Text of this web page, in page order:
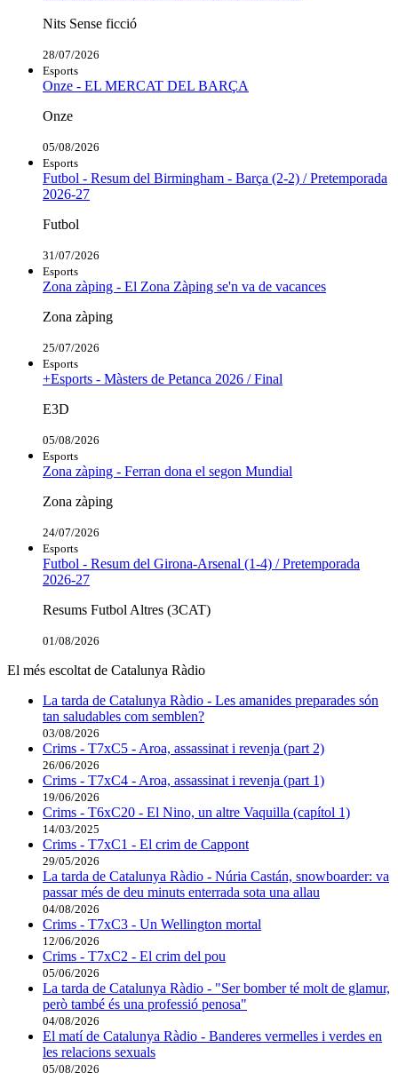
Nits Sense ficció
28/07/2026
Esports
Onze - EL MERCAT DEL BARÇA
Onze
05/08/2026
Esports
Futbol - Resum del Birmingham - Barça (2-2) / Pretemporada
2026-27
Futbol
31/07/2026
Esports
Zona zàping - El Zona Zàping se'n va de vacances
Zona zàping
25/07/2026
Esports
+Esports - Màsters de Petanca 2026 / Final
E3D
05/08/2026
Esports
Zona zàping - Ferran dona el segon Mundial
Zona zàping
24/07/2026
Esports
Futbol - Resum del Girona-Arsenal (1-4) / Pretemporada
2026-27
Resums Futbol Altres (3CAT)
01/08/2026
El més escoltat de Catalunya Ràdio
La tarda de Catalunya Ràdio - Les amanides preparades són
tan saludables com semblen?
03/08/2026
Crims - T7xC5 - Aroa, assassinat i revenja (part 2)
26/06/2026
Crims - T7xC4 - Aroa, assassinat i revenja (part 1)
19/06/2026
Crims - T6xC20 - El Nino, un altre Vaquilla (capítol 1)
14/03/2025
Crims - T7xC1 - El crim de Cappont
29/05/2026
La tarda de Catalunya Ràdio - Núria Castán, snowboarder: va
passar més de deu minuts enterrada sota una allau
04/08/2026
Crims - T7xC3 - Un Wellington mortal
12/06/2026
Crims - T7xC2 - El crim del pou
05/06/2026
La tarda de Catalunya Ràdio - "Ser bomber té molt de glamur,
però també és una professió penosa"
04/08/2026
El matí de Catalunya Ràdio - Banderes vermelles i verdes en
les relacions sexuals
05/08/2026